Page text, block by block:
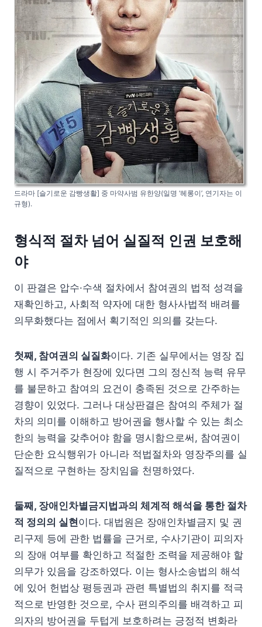
드라마 [슬기로운 감빵생활] 중 마약사범 유한양(일명 ‘헤롱이’, 연기자는 이
규형).
형식적 절차 넘어 실질적 인권 보호해
야
이 판결은 압수·수색 절차에서 참여권의 법적 성격을
재확인하고, 사회적 약자에 대한 형사사법적 배려를
의무화했다는 점에서 획기적인 의의를 갖는다.
첫째, 참여권의 실질화이다. 기존 실무에서는 영장 집
행 시 주거주가 현장에 있다면 그의 정신적 능력 유무
를 불문하고 참여의 요건이 충족된 것으로 간주하는
경향이 있었다. 그러나 대상판결은 참여의 주체가 절
차의 의미를 이해하고 방어권을 행사할 수 있는 최소
한의 능력을 갖추어야 함을 명시함으로써, 참여권이
단순한 요식행위가 아니라 적법절차와 영장주의를 실
질적으로 구현하는 장치임을 천명하였다.
둘째, 장애인차별금지법과의 체계적 해석을 통한 절차
적 정의의 실현이다. 대법원은 장애인차별금지 및 권
리구제 등에 관한 법률을 근거로, 수사기관이 피의자
의 장애 여부를 확인하고 적절한 조력을 제공해야 할
의무가 있음을 강조하였다. 이는 형사소송법의 해석
에 있어 헌법상 평등권과 관련 특별법의 취지를 적극
적으로 반영한 것으로, 수사 편의주의를 배격하고 피
의자의 방어권을 두텁게 보호하려는 긍정적 변화라